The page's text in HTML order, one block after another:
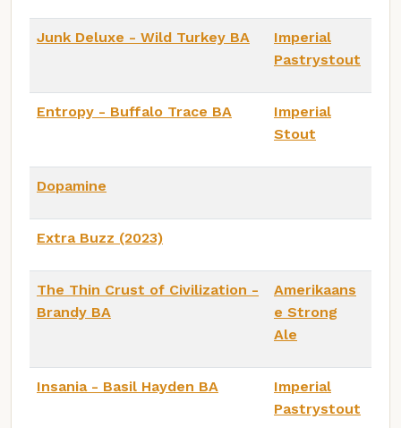
Junk Deluxe - Wild Turkey BA
Imperial
Pastrystout
Entropy - Buffalo Trace BA
Imperial
Stout
Dopamine
Extra Buzz (2023)
The Thin Crust of Civilization -
Brandy BA
Amerikaans
e Strong
Ale
Insania - Basil Hayden BA
Imperial
Pastrystout